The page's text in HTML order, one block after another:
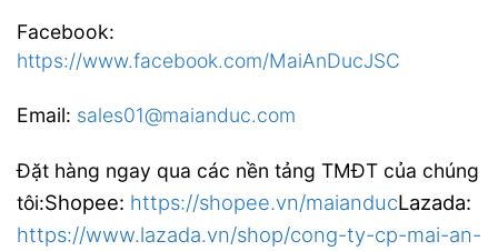
Facebook:
https://www.facebook.com/MaiAnDucJSC
Email: sales01@maianduc.com
Đặt hàng ngay qua các nền tảng TMĐT của chúng
tôi:Shopee: https://shopee.vn/maianducLazada:
https://www.lazada.vn/shop/cong-ty-cp-mai-an-